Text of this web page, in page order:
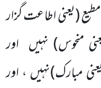
(یعنی اطاعت گزار
منحوس) نہیں اور
مبارک)نہیں ، اور